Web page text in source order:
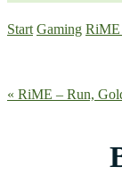
Start Gaming RiME
« RiME – Run,